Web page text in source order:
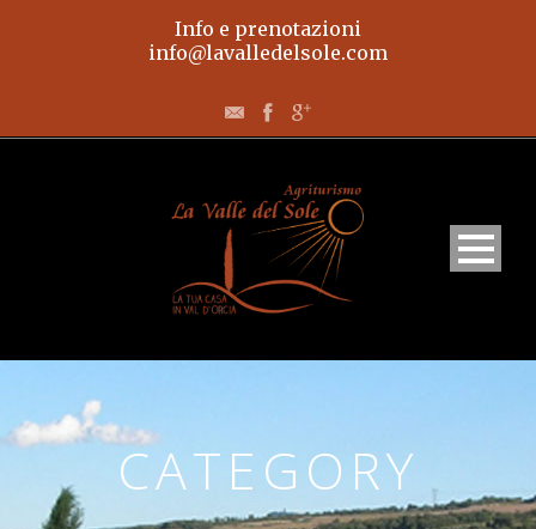
Info e prenotazioni
info@lavalledelsole.com
Appartamenti
L’agriturismo
CATEGORY